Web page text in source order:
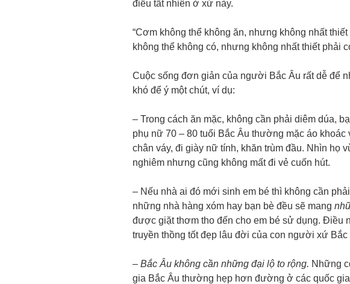
điều tất nhiên ở xứ này.
“Cơm không thể không ăn, nhưng không nhất
không thể không có, nhưng không nhất thiết phải
Cuộc sống đơn giản của người Bắc Âu rất dễ để
khó để ý một chút, ví dụ:
– Trong cách ăn mặc, không cần phải diêm dúa,
phụ nữ 70 – 80 tuổi Bắc Âu thường mặc áo khoác
chân váy, đi giày nữ tính, khăn trùm đầu. Nhìn họ
nghiêm nhưng cũng không mất đi vẻ cuốn hút.
– Nếu nhà ai đó mới sinh em bé thì không cần
những nhà hàng xóm hay bạn bè đều sẽ mang
được giặt thơm tho đến cho em bé sử dụng. Điều
truyền thồng tốt đẹp lâu đời của con người xứ Bắc
– Bắc Âu không cần những đại lộ to rộng. Những
gia Bắc Âu thường hẹp hơn đường ở các quốc